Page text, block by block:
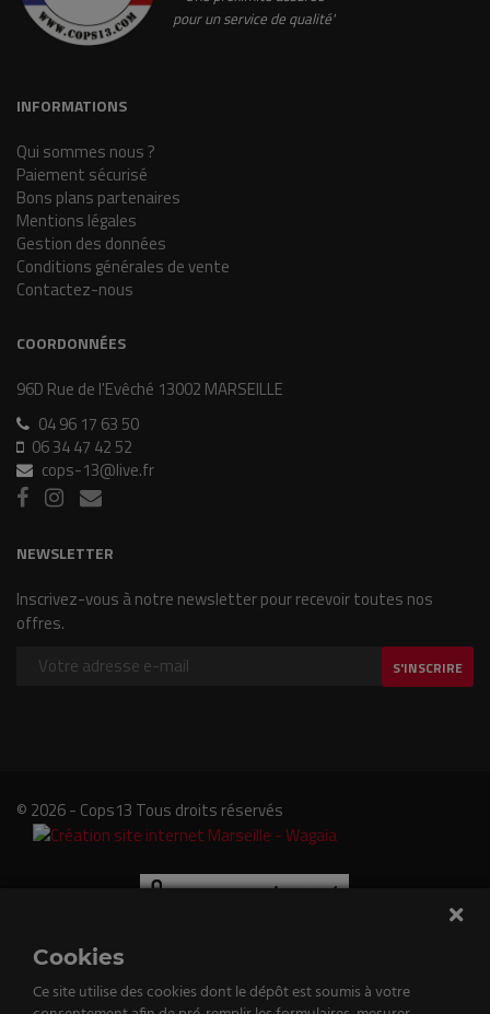
pour un service de qualité'
INFORMATIONS
Qui sommes nous ?
Paiement sécurisé
Bons plans partenaires
Mentions légales
Gestion des données
Conditions générales de vente
Contactez-nous
COORDONNÉES
96D Rue de l'Evêché 13002 MARSEILLE
04 96 17 63 50
06 34 47 42 52
cops-13@live.fr
NEWSLETTER
Inscrivez-vous à notre newsletter pour recevoir toutes nos
offres.
S'INSCRIRE
© 2026 - Cops13 Tous droits réservés
Cookies
Ce site utilise des cookies dont le dépôt est soumis à votre